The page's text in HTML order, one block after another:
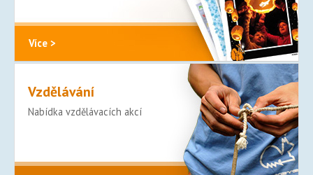
Více >
Vzdělávání
Nabídka vzdělávacích akcí